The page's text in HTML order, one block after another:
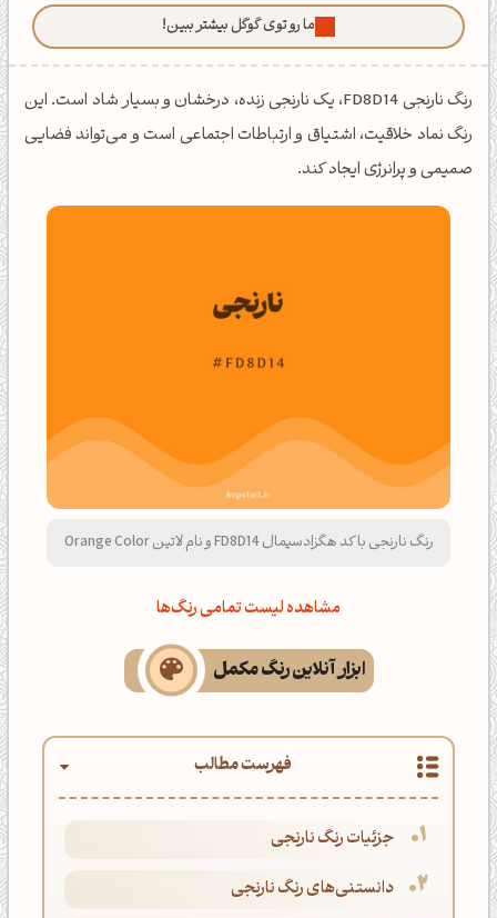
ما رو توی گوگل بیشتر ببین!
رنگ نارنجی FD8D14، یک نارنجی زنده، درخشان و بسیار شاد است. این
رنگ نماد خلاقیت، اشتیاق و ارتباطات اجتماعی است و می‌تواند فضایی
صمیمی و پرانرژی ایجاد کند.
رنگ نارنجی با کد هگزادسیمال FD8D14 و نام لاتین Orange Color
مشاهده لیست تمامی رنگ‌ها
ابزار آنلاین رنگ مکمل
فهرست مطالب
جزئیات رنگ نارنجی
دانستنی‌های رنگ نارنجی